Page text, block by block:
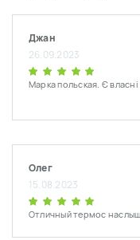
Джан
26.09.2023
Марка польская. Є
Олег
15.08.2023
Отличный термос